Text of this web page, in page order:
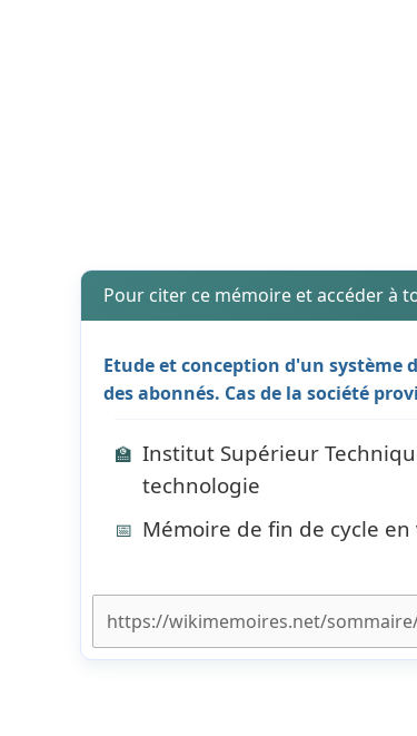
Pour citer ce mémoire et accéder à
Etude et conception d'un système
des abonnés. Cas de la société
🏫 Institut Supérieur
technologie
📅 Mémoire de fin de cycle